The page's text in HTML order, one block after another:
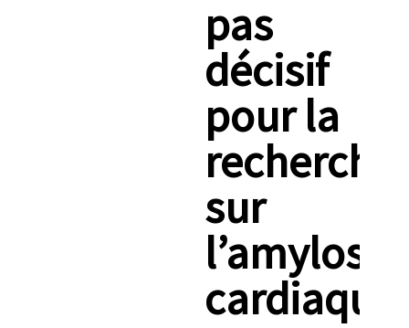
pas
décisif
pour la
recherche
sur
l’amylose
cardiaque